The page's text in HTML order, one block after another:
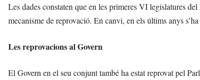
Les dades constaten que en les primeres VI legislatures
mecanisme de reprovació. En canvi, en els últims anys
Les reprovacions al Govern
El Govern en el seu conjunt també ha estat reprovat pel